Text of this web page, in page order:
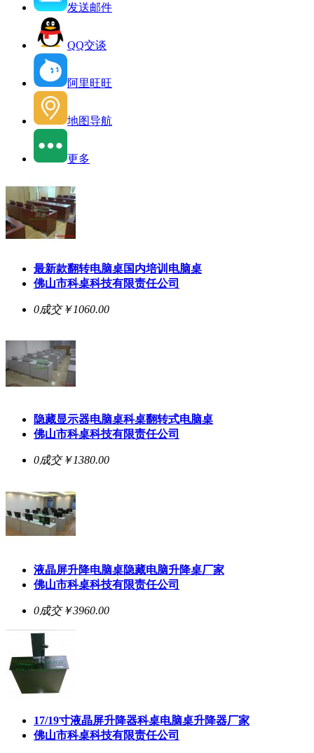
发送邮件
QQ交谈
阿里旺旺
地图导航
更多
最新款翻转电脑桌国内培训电脑桌
佛山市科桌科技有限责任公司
0成交￥1060.00
隐藏显示器电脑桌科桌翻转式电脑桌
佛山市科桌科技有限责任公司
0成交￥1380.00
液晶屏升降电脑桌隐藏电脑升降桌厂家
佛山市科桌科技有限责任公司
0成交￥3960.00
17/19寸液晶屏升降器科桌电脑桌升降器厂家
佛山市科桌科技有限责任公司